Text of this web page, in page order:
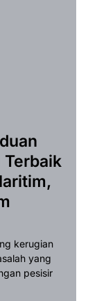
kerugian
yang
pesisir